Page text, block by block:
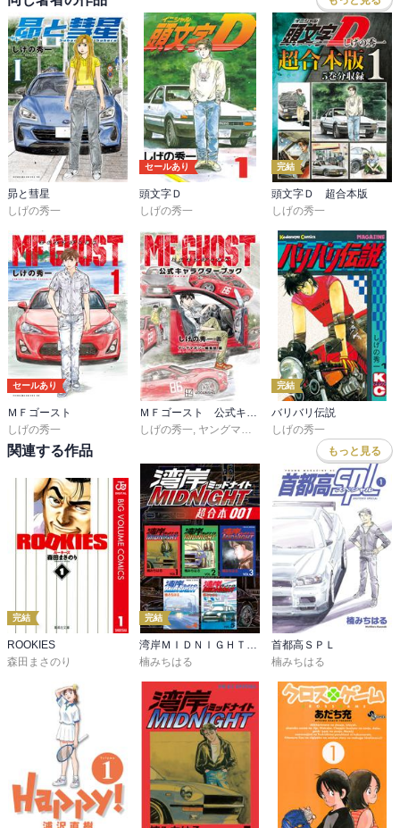
昴と彗星
しげの秀一
セールあり
頭文字Ｄ
しげの秀一
完結
頭文字Ｄ 超合本版
しげの秀一
セールあり
ＭＦゴースト
しげの秀一
しげの秀一 ヤングマガジン編集部
完結
バリバリ伝説
しげの秀一
関連する作品 もっと見る
完結
ROOKIES
森田まさのり
完結
湾岸ＭＩＤＮＩＧＨＴ 超合本版
楠みちはる
首都高ＳＰＬ
楠みちはる